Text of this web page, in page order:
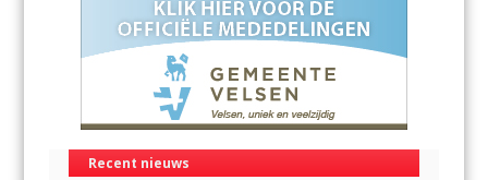
Recent nieuws